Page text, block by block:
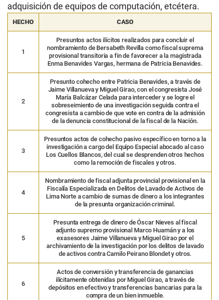
adquisición de equipos de computación, etcétera.
HECHO CASO
1
Presuntos actos ilícitos realizados para concluir el
nombramiento de Bersabeth Revilla como fiscal suprema
provisional transitoria a fin de favorecer a la magistrada
Enma Benavides Vargas, hermana de Patricia Benavides.
2
Presunto cohecho entre Patricia Benavides, a través de
Jaime Villanueva y Miguel Girao, con el congresista José
María Balcázar Celada para interceder y se logre el
sobreseimiento de una investigación seguida contra el
congresista a cambio de que vote en contra de la admisión
de la denuncia constitucional de la fiscal de la Nación.
3
Presuntos actos de cohecho pasivo específico en torno a la
investigación a cargo del Equipo Especial abocado al caso
Los Cuellos Blancos, del cual se desprenden otros hechos
como la remoción de fiscales y otros.
4
Nombramiento de fiscal adjunta provincial provisional en la
Fiscalía Especializada en Delitos de Lavado de Activos de
Lima Norte a cambio de sumas de dinero a los integrantes
de la presunta organización criminal.
5
Presunta entrega de dinero de Óscar Nieves al fiscal
adjunto supremo provisional Marco Huamán y a los
exasesores Jaime Villanueva y Miguel Girao por el
archivamiento de la investigación por los delitos de lavado
de activos contra Camilo Peirano Blondet y otros.
6
Actos de conversión y transferencia de ganancias
ilícitamente obtenidas por Miguel Girao, a través de
depósitos en efectivo y transferencias bancarias para la
compra de un bien inmueble.